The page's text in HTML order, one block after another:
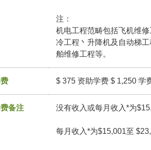
注：
机电工程范畴包括飞机维
冷工程丶升降机及自动梯
舶维修工程等。
$ 375 资助学费 $ 1,250 学
备注 没有收入或每月收入*为
每月收入*为$15,001至